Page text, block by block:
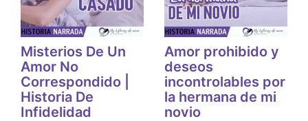
Misterios De Un
Amor No
Correspondido |
Historia De
Infidelidad
Amor prohibido y
deseos
incontrolables por
la hermana de mi
novio